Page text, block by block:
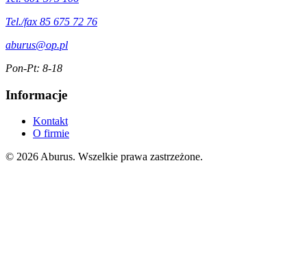
Tel./fax 85 675 72 76
aburus@op.pl
Pon-Pt: 8-18
Informacje
Kontakt
O firmie
© 2026 Aburus. Wszelkie prawa zastrzeżone.